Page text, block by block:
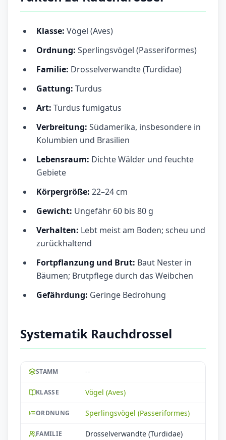
Klasse: Vögel (Aves)
Ordnung: Sperlingsvögel (Passeriformes)
Familie: Drosselverwandte (Turdidae)
Gattung: Turdus
Art: Turdus fumigatus
Verbreitung: Südamerika, insbesondere in
Kolumbien und Brasilien
Lebensraum: Dichte Wälder und feuchte
Gebiete
Körpergröße: 22–24 cm
Gewicht: Ungefähr 60 bis 80 g
Verhalten: Lebt meist am Boden; scheu und
zurückhaltend
Fortpflanzung und Brut: Baut Nester in
Bäumen; Brutpflege durch das Weibchen
Gefährdung: Geringe Bedrohung
Systematik Rauchdrossel
STAMM --
KLASSE Vögel (Aves)
ORDNUNG Sperlingsvögel (Passeriformes)
FAMILIE Drosselverwandte (Turdidae)